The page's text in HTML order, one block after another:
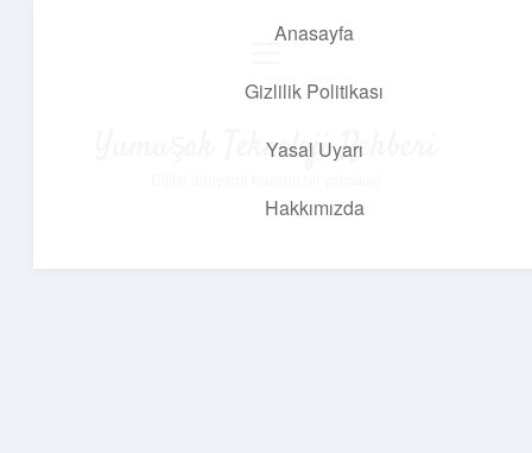
Anasayfa
Gizlilik Politikası
Yasal Uyarı
Hakkımızda
Yumuşak Teknoloji Rehberi